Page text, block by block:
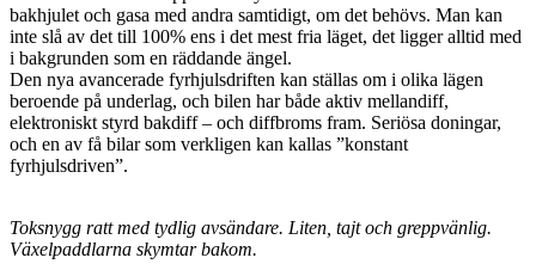
bakhjulet och gasa med andra samtidigt, om det behövs. Man kan
inte slå av det till 100% ens i det mest fria läget, det ligger alltid med
i bakgrunden som en räddande ängel.
Den nya avancerade fyrhjulsdriften kan ställas om i olika lägen
beroende på underlag, och bilen har både aktiv mellandiff,
elektroniskt styrd bakdiff – och diffbroms fram. Seriösa doningar,
och en av få bilar som verkligen kan kallas ”konstant
fyrhjulsdriven”.
Toksnygg ratt med tydlig avsändare. Liten, tajt och greppvänlig.
Växelpaddlarna skymtar bakom.